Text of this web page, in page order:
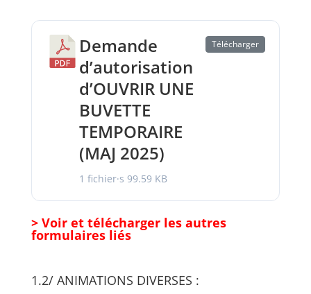
Demande
d’autorisation
d’OUVRIR UNE
BUVETTE
TEMPORAIRE
(MAJ 2025)
1 fichier·s 99.59 KB
Télécharger
> Voir et télécharger les autres
formulaires liés
1.2/ ANIMATIONS DIVERSES :